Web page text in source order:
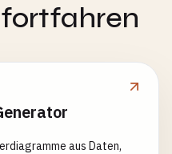
aus Daten,